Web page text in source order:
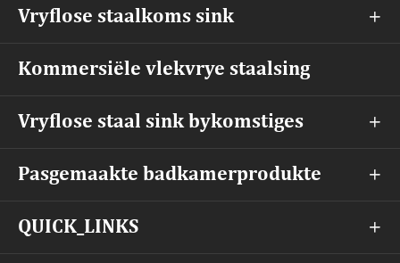
Vryflose staalkoms sink 
Kommersiële vlekvrye staalsing
Vryflose staal sink bykomstiges 
Pasgemaakte badkamerprodukte 
QUICK_LINKS 